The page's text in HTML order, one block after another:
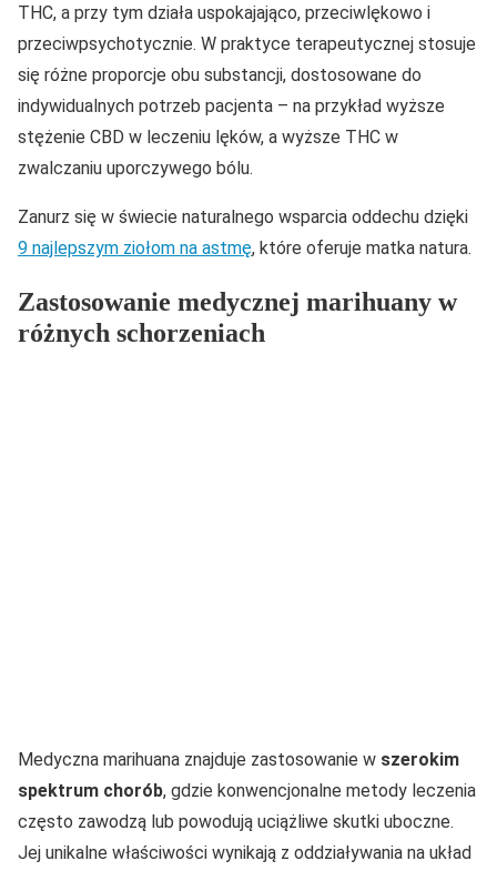
THC, a przy tym działa uspokajająco, przeciwlękowo i
przeciwpsychotycznie. W praktyce terapeutycznej stosuje
się różne proporcje obu substancji, dostosowane do
indywidualnych potrzeb pacjenta – na przykład wyższe
stężenie CBD w leczeniu lęków, a wyższe THC w
zwalczaniu uporczywego bólu.
Zanurz się w świecie naturalnego wsparcia oddechu dzięki
9 najlepszym ziołom na astmę, które oferuje matka natura.
Zastosowanie medycznej marihuany w
różnych schorzeniach
Medyczna marihuana znajduje zastosowanie w szerokim
spektrum chorób, gdzie konwencjonalne metody leczenia
często zawodzą lub powodują uciążliwe skutki uboczne.
Jej unikalne właściwości wynikają z oddziaływania na układ